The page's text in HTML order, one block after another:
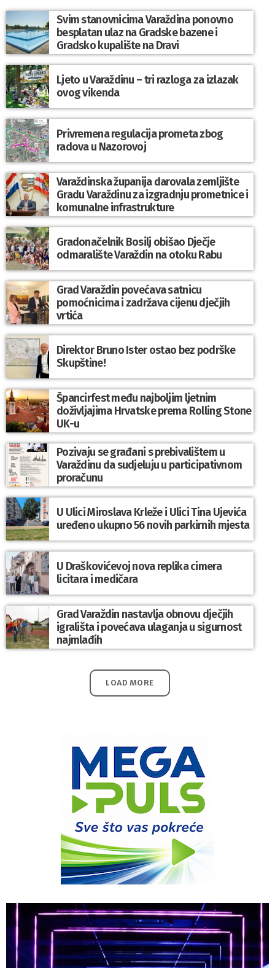
Svim stanovnicima Varaždina ponovno
besplatan ulaz na Gradske bazene i
Gradsko kupalište na Dravi
Ljeto u Varaždinu – tri razloga za izlazak
ovog vikenda
Privremena regulacija prometa zbog
radova u Nazorovoj
Varaždinska županija darovala zemljište
Gradu Varaždinu za izgradnju prometnice i
komunalne infrastrukture
Gradonačelnik Bosilj obišao Dječje
odmaralište Varaždin na otoku Rabu
Grad Varaždin povećava satnicu
pomoćnicima i zadržava cijenu dječjih
vrtića
Direktor Bruno Ister ostao bez podrške
Skupštine!
Špancirfest među najboljim ljetnim
doživljajima Hrvatske prema Rolling Stone
UK-u
Pozivaju se građani s prebivalištem u
Varaždinu da sudjeluju u participativnom
proračunu
U Ulici Miroslava Krleže i Ulici Tina Ujevića
uređeno ukupno 56 novih parkirnih mjesta
U Draškovićevoj nova replika cimera
licitara i medičara
Grad Varaždin nastavlja obnovu dječjih
igrališta i povećava ulaganja u sigurnost
najmlađih
LOAD MORE